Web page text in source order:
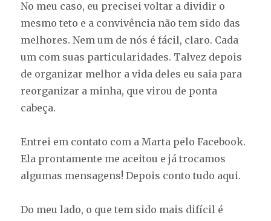
No meu caso, eu precisei voltar a dividir o
mesmo teto e a convivência não tem sido das
melhores. Nem um de nós é fácil, claro. Cada
um com suas particularidades. Talvez depois
de organizar melhor a vida deles eu saia para
reorganizar a minha, que virou de ponta
cabeça.
Entrei em contato com a Marta pelo Facebook.
Ela prontamente me aceitou e já trocamos
algumas mensagens! Depois conto tudo aqui.
Do meu lado, o que tem sido mais difícil é